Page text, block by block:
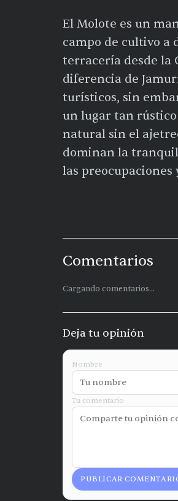
El Molote es un
campo de cultivo a
terracería desde la
diferencia de
turísticos, sin
un lugar tan
natural sin el
dominan la
las preocupaciones
Comentarios
Cargando comentarios...
Deja tu opinión
Nombre
Tu comentario
PUBLICAR